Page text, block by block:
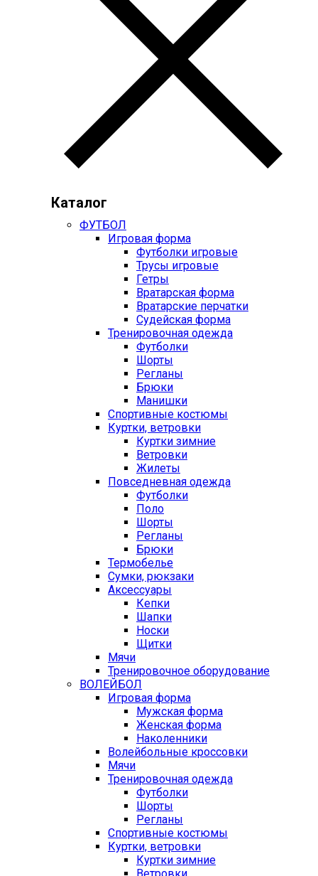
Каталог
ФУТБОЛ
Игровая форма
Футболки игровые
Трусы игровые
Гетры
Вратарская форма
Вратарские перчатки
Судейская форма
Тренировочная одежда
Футболки
Шорты
Регланы
Брюки
Манишки
Спортивные костюмы
Куртки, ветровки
Куртки зимние
Ветровки
Жилеты
Повседневная одежда
Футболки
Поло
Шорты
Регланы
Брюки
Термобелье
Сумки, рюкзаки
Аксессуары
Кепки
Шапки
Носки
Щитки
Мячи
Тренировочное оборудование
ВОЛЕЙБОЛ
Игровая форма
Мужская форма
Женская форма
Наколенники
Волейбольные кроссовки
Мячи
Тренировочная одежда
Футболки
Шорты
Регланы
Спортивные костюмы
Куртки, ветровки
Куртки зимние